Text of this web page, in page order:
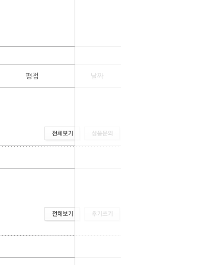
평점 날짜